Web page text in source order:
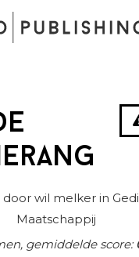
door wil melker in
Maatschappij
gemiddelde score: